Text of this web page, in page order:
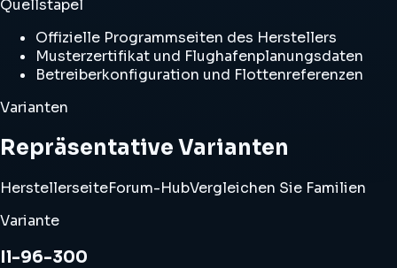
Quellstapel
Offizielle Programmseiten des Herstellers
Musterzertifikat und Flughafenplanungsdaten
Betreiberkonfiguration und Flottenreferenzen
Varianten
Repräsentative Varianten
HerstellerseiteForum-HubVergleichen Sie Familien
Variante
Il-96-300